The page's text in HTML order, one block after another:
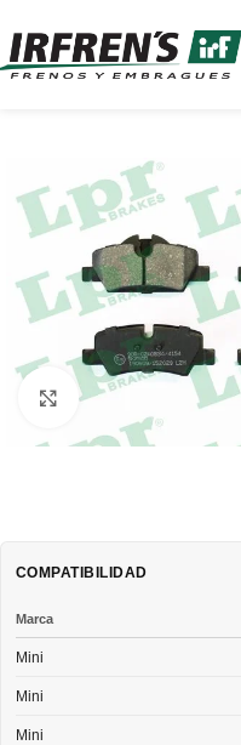
Clic para ampliar
COMPATIBILIDAD
Marca
Mini
Mini
Mini